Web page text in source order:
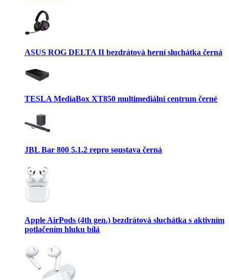
ASUS ROG DELTA II bezdrátová herní sluchátka černá
TESLA MediaBox XT850 multimediální centrum černé
JBL Bar 800 5.1.2 repro soustava černá
Apple AirPods (4th gen.) bezdrátová sluchátka s aktivním
potlačením hluku bílá